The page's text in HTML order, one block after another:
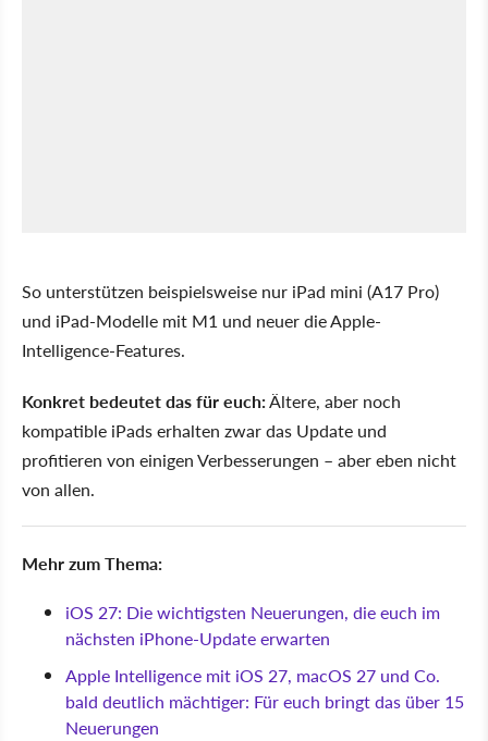
So unterstützen beispielsweise nur iPad mini (A17 Pro)
und iPad-Modelle mit M1 und neuer die Apple-
Intelligence-Features.
Konkret bedeutet das für euch:Ältere, aber noch
kompatible iPads erhalten zwar das Update und
profitieren von einigen Verbesserungen – aber eben nicht
von allen.
Mehr zum Thema:
iOS 27: Die wichtigsten Neuerungen, die euch im
nächsten iPhone-Update erwarten
Apple Intelligence mit iOS 27, macOS 27 und Co.
bald deutlich mächtiger: Für euch bringt das über 15
Neuerungen